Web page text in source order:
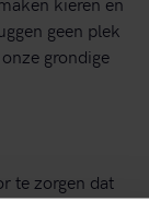
geen plek
grondige
te zorgen dat